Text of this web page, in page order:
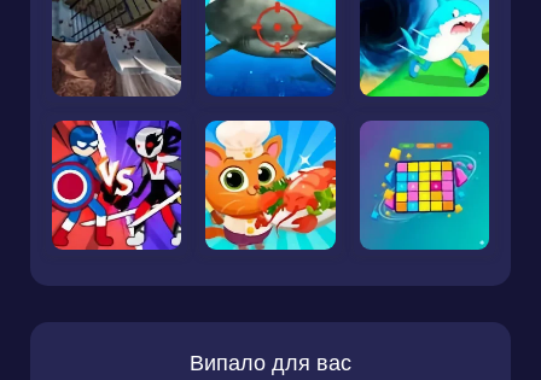
Випало для вас